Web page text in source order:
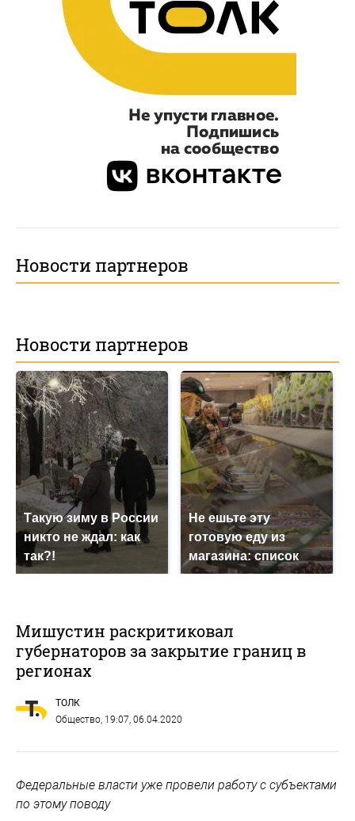
Новости партнеров
Новости партнеров
Такую зиму в России
никто не ждал: как
так?!
Не ешьте эту
готовую еду из
магазина: список
Мишустин раскритиковал
губернаторов за закрытие границ в
регионах
ТОЛК
Общество, 19:07, 06.04.2020
Федеральные власти уже провели работу с субъектами
по этому поводу